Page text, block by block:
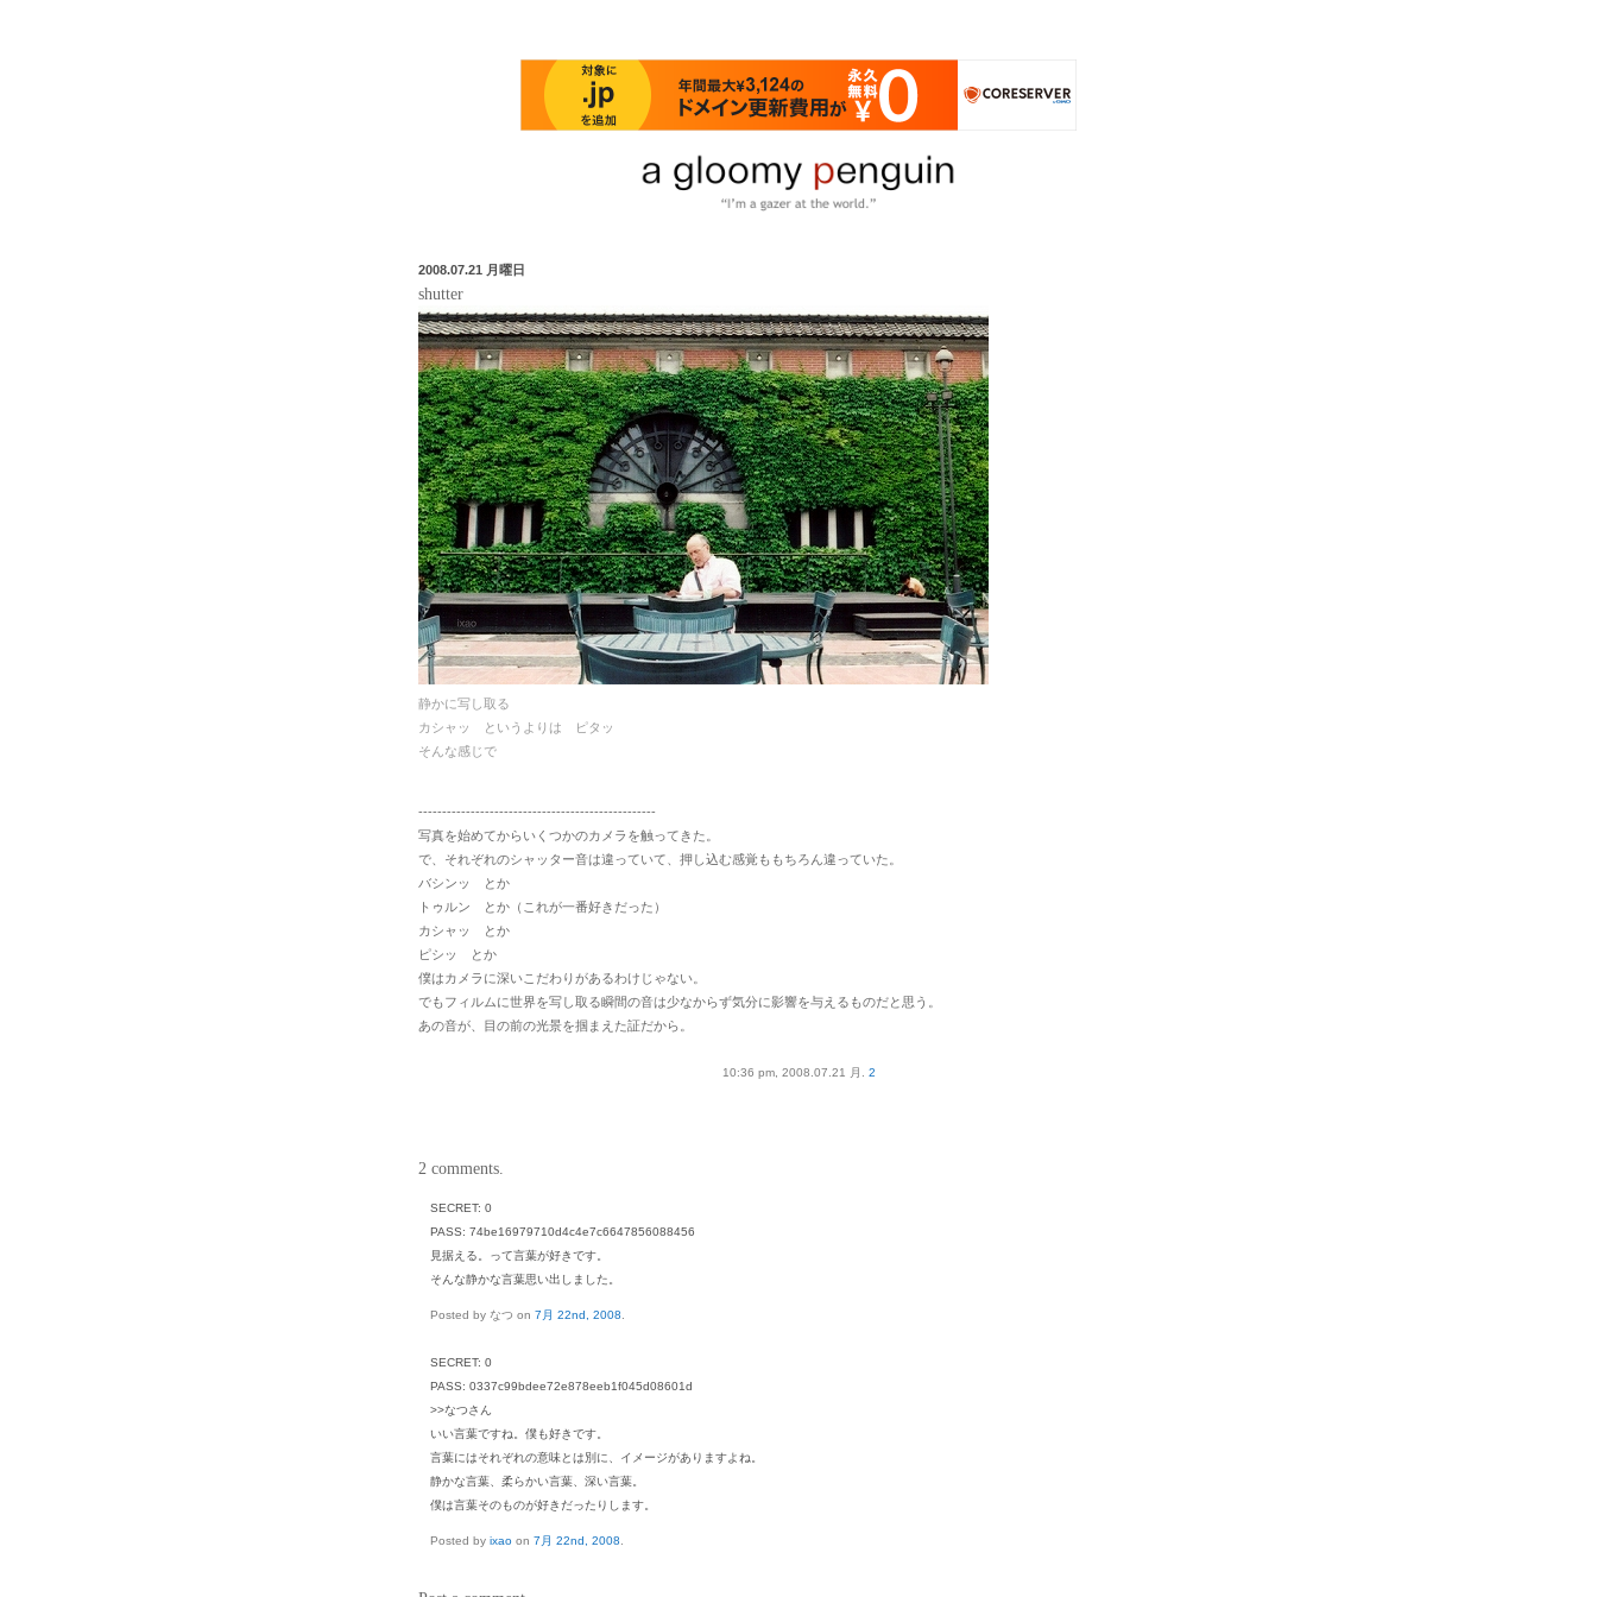
2008.07.21 月曜日
shutter
静かに写し取る
カシャッ というよりは ピタッ
そんな感じで
--------------------------------------------------
写真を始めてからいくつかのカメラを触ってきた。
で、それぞれのシャッター音は違っていて、押し込む感覚ももちろん違っていた。
バシンッ とか
トゥルン とか（これが一番好きだった）
カシャッ とか
ピシッ とか
僕はカメラに深いこだわりがあるわけじゃない。
でもフィルムに世界を写し取る瞬間の音は少なからず気分に影響を与えるものだと思う。
あの音が、目の前の光景を掴まえた証だから。
10:36 pm, 2008.07.21 月. 2
2 comments.
SECRET: 0
PASS: 74be16979710d4c4e7c6647856088456
見据える。って言葉が好きです。
そんな静かな言葉思い出しました。
Posted by なつ on 7月 22nd, 2008
SECRET: 0
PASS: 0337c99bdee72e878eeb1f045d08601d
>>なつさん
いい言葉ですね。僕も好きです。
言葉にはそれぞれの意味とは別に、イメージがありますよね。
静かな言葉、柔らかい言葉、深い言葉。
僕は言葉そのものが好きだったりします。
Posted by ixao on 7月 22nd, 2008